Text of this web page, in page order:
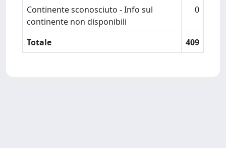
Continente sconosciuto - Info sul
continente non disponibili
0
Totale 409